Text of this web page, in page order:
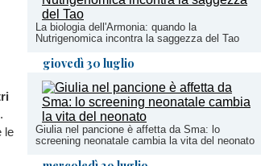
La biologia dell'Armonia: quando la
Nutrigenomica incontra la saggezza del Tao
giovedì 30 luglio
Giulia nel pancione è affetta da Sma: lo
screening neonatale cambia la vita del neonato
.
le